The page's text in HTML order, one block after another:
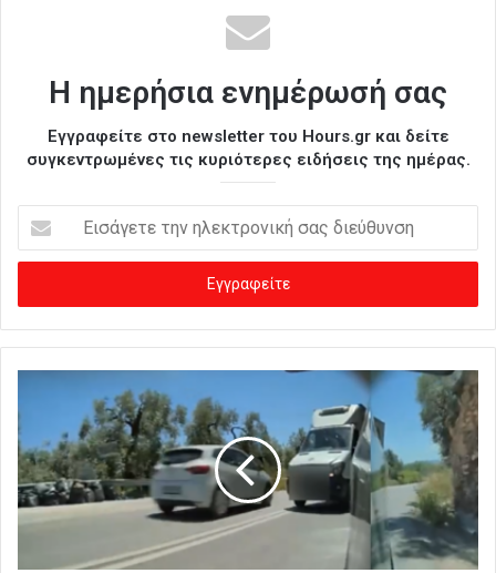
Η ημερήσια ενημέρωσή σας
Εγγραφείτε στο newsletter του Hours.gr και δείτε
συγκεντρωμένες τις κυριότερες ειδήσεις της ημέρας.
σ
γ
ε
η
ν
η
λ